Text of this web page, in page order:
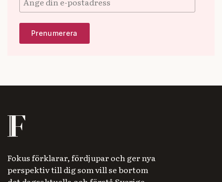
Fokus förklarar, fördjupar och ger nya
perspektiv till dig som vill se bortom